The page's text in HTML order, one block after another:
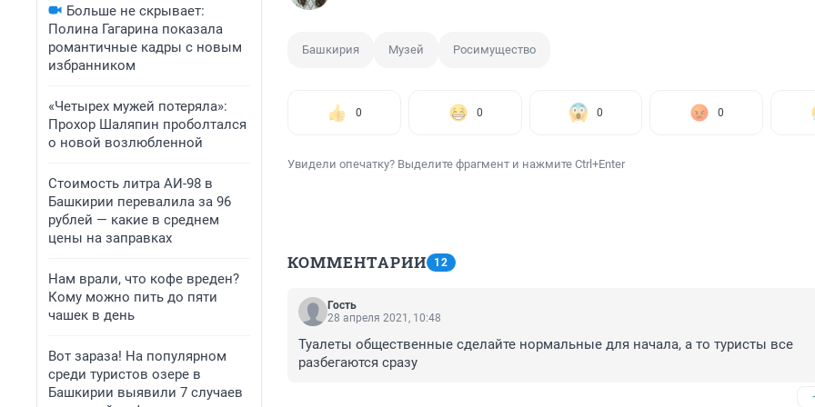
Больше не скрывает:
Полина Гагарина показала
романтичные кадры с новым
избранником
«Четырех мужей потеряла»:
Прохор Шаляпин проболтался
о новой возлюбленной
Стоимость литра АИ-98 в
Башкирии перевалила за 96
рублей — какие в среднем
цены на заправках
Нам врали, что кофе вреден?
Кому можно пить до пяти
чашек в день
Вот зараза! На популярном
среди туристов озере в
Башкирии выявили 7 случаев
Башкирия Музей Росимущество
0 0 0 0
Увидели опечатку? Выделите фрагмент и нажмите Ctrl+Enter
КОММЕНТАРИИ 12
Гость
28 апреля 2021, 10:48
Туалеты общественные сделайте нормальные для начала, а то туристы все
разбегаются сразу